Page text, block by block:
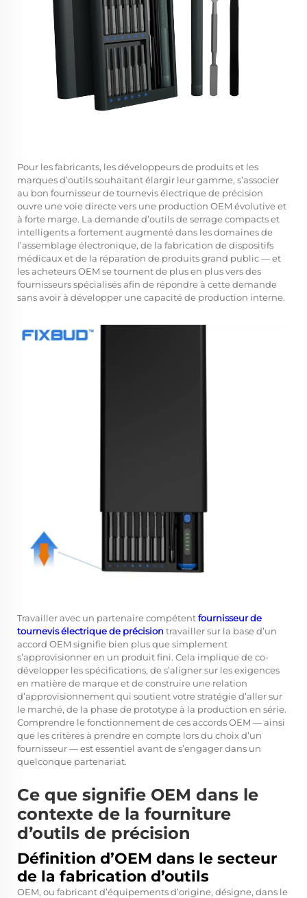
Pour les fabricants, les développeurs de produits et les
marques d’outils souhaitant élargir leur gamme, s’associer
au bon fournisseur de tournevis électrique de précision
ouvre une voie directe vers une production OEM évolutive et
à forte marge. La demande d’outils de serrage compacts et
intelligents a fortement augmenté dans les domaines de
l’assemblage électronique, de la fabrication de dispositifs
médicaux et de la réparation de produits grand public — et
les acheteurs OEM se tournent de plus en plus vers des
fournisseurs spécialisés afin de répondre à cette demande
sans avoir à développer une capacité de production interne.
Travailler avec un partenaire compétentfournisseur de
tournevis électrique de précisiontravailler sur la base d’un
accord OEM signifie bien plus que simplement
s’approvisionner en un produit fini. Cela implique de co-
développer les spécifications, de s’aligner sur les exigences
en matière de marque et de construire une relation
d’approvisionnement qui soutient votre stratégie d’aller sur
le marché, de la phase de prototype à la production en série.
Comprendre le fonctionnement de ces accords OEM — ainsi
que les critères à prendre en compte lors du choix d’un
fournisseur — est essentiel avant de s’engager dans un
quelconque partenariat.
Ce que signifie OEM dans le
contexte de la fourniture
d’outils de précision
Définition d’OEM dans le secteur
de la fabrication d’outils
OEM, ou fabricant d’équipements d’origine, désigne, dans le